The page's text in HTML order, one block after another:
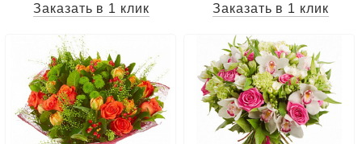
Заказать в 1 клик Заказать в 1 клик